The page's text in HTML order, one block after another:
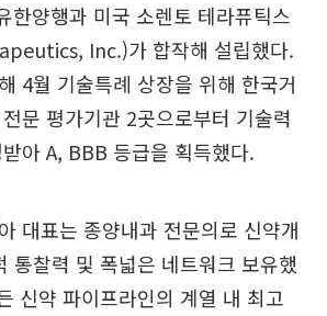
한양행과 미국 소렌토 테라퓨틱스
Inc.)가 합작해 설립했다.
4월 기술특례 상장을 위해 한국거
문 평가기관 2곳으로부터 기술력
아 A, BBB 등급을 획득했다.
대표는 종양내과 전문의로 신약개
통찰력 및 폭넓은 네트워크 보유했
신약 파이프라인의 계열 내 최고